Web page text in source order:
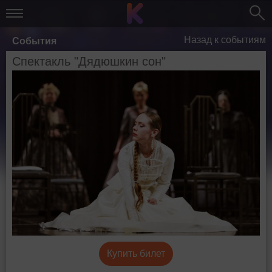
События Назад к событиям
Спектакль "Дядюшкин сон"
Купить билет